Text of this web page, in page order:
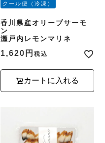
クール便（冷凍）
香川県産オリーブサーモ
ン
瀬戸内レモンマリネ
1,620 税込
カートに入れる